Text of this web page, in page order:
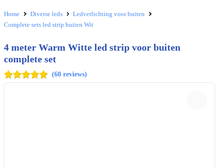
Home Diverse leds
Ledverlichting voor buiten
Complete sets led strip buiten Wit
4 meter Warm Witte led strip voor buiten
complete set
(60 reviews)